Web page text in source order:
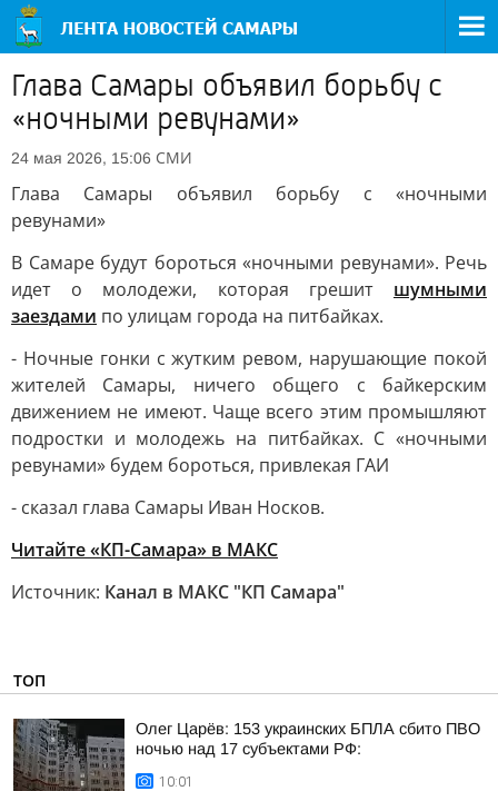
Глава Самары объявил борьбу с
«ночными ревунами»
24 мая 2026, 15:06 СМИ
Глава Самары объявил борьбу с «ночными
ревунами»
В Самаре будут бороться «ночными ревунами». Речь
идет о молодежи, которая грешит шумными
заездами по улицам города на питбайках.
- Ночные гонки с жутким ревом, нарушающие покой
жителей Самары, ничего общего с байкерским
движением не имеют. Чаще всего этим промышляют
подростки и молодежь на питбайках. С «ночными
ревунами» будем бороться, привлекая ГАИ
- сказал глава Самары Иван Носков.
Читайте «КП-Самара» в МАКС
Источник: Канал в МАКС "КП Самара"
ТОП
Олег Царёв: 153 украинских БПЛА сбито ПВО
ночью над 17 субъектами РФ:
10:01